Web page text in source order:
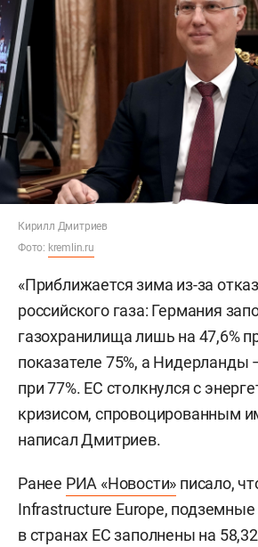
Кирилл Дмитриев
Фото: kremlin.ru
«Приближается зима из-за
российского газа: Германия
газохранилища лишь на 47,6%
показателе 75%, а Нидерланды
при 77%. ЕС столкнулся с
кризисом, спровоцированным
написал Дмитриев.
Ранее РИА «Новости» писало,
Infrastructure Europe,
в странах ЕС заполнены на